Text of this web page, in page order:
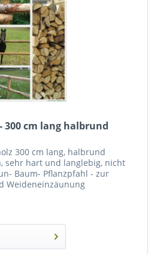
cm lang halbrund
300 cm lang, halbrund
sehr hart und langlebig, nicht
Baum- Pflanzpfahl - zur
Weideneinzäunung